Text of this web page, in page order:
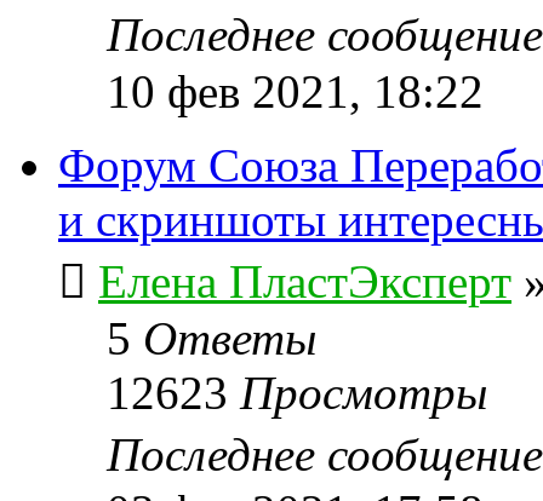
Последнее
10 фев 2021, 18:22
Форум Союза
и скриншоты
Елена ПластЭксперт
5 Ответы
12623 Просмотры
Последнее